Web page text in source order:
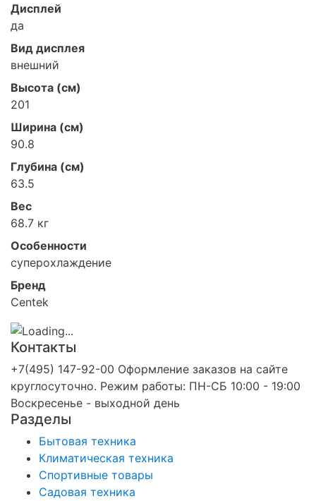
Дисплей
да
Вид дисплея
внешний
Высота (см)
201
Ширина (см)
90.8
Глубина (см)
63.5
Вес
68.7 кг
Особенности
суперохлаждение
Бренд
Centek
Контакты
+7(495) 147-92-00 Оформление заказов на сайте
круглосуточно. Режим работы: ПН-СБ 10:00 - 19:00
Воскресенье - выходной день
Разделы
Бытовая техника
Климатическая техника
Спортивные товары
Садовая техника